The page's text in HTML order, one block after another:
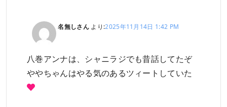
名無しさん より:2025年11月14日 1:42 PM
八巻アンナは、シャニラジでも昔話してたぞ
ややちゃんはやる気のあるツィートしていた